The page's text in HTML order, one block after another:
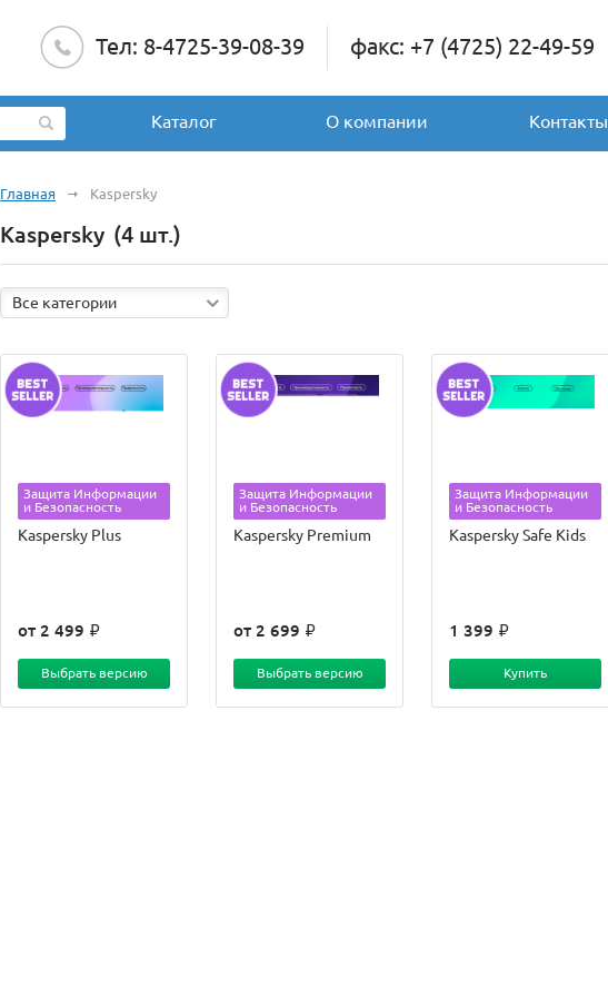
Тел: 8-4725-39-08-39 факс: +7 (4725) 22-49-59
Каталог О компании Контакты
Главная Kaspersky
Kaspersky (4 шт.)
Все категории
Защита Информации
и Безопасность
Kaspersky Plus
от 2 499
Выбрать версию
Защита Информации
и Безопасность
Kaspersky Premium
от 2 699
Выбрать версию
Защита Информации
и Безопасность
Kaspersky Safe Kids
1 399
Купить